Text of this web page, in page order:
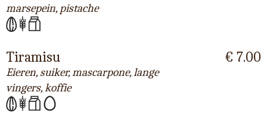
marsepein, pistache
Tiramisu
Eieren, suiker, mascarpone, lange
vingers, koffie
€ 7.00